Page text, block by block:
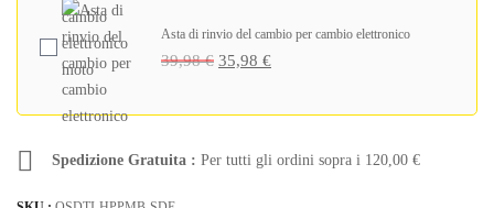
Asta di rinvio del cambio per cambio elettronico
39,98€ 35,98 €
Spedizione Gratuita : Per tutti gli ordini sopra i 120,00 €